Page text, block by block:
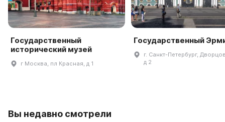
Государственный
исторический музей
г Москва, пл Красная, д 1
Государственный
г. Санкт-Петербург,
д 2
Вы недавно смотрели